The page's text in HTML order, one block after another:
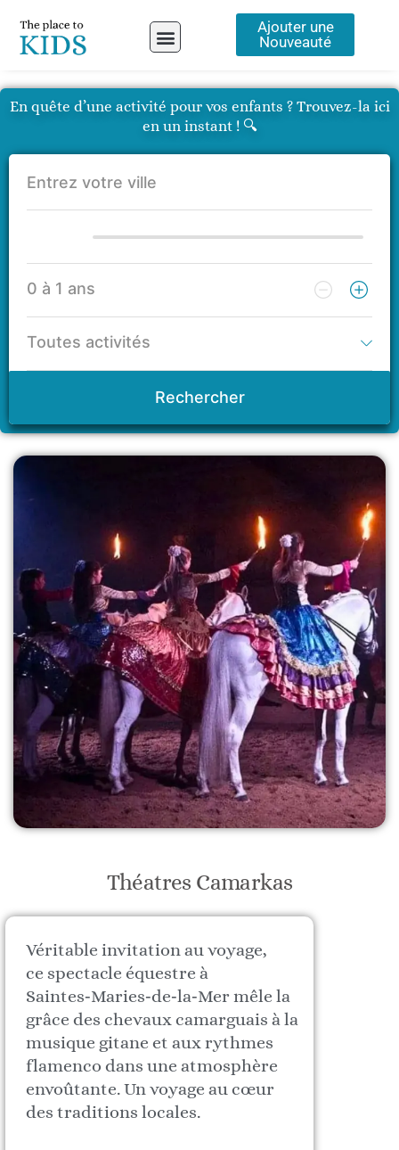
contenu
Ajouter une
Nouveauté
En quête d’une activité pour vos enfants ? Trouvez-la ici
en un instant ! 🔍
Rechercher
Théatres Camarkas
​Véritable invitation au voyage,
ce spectacle équestre à
Saintes‑Maries‑de‑la‑Mer mêle la
grâce des chevaux camarguais à la
musique gitane et aux rythmes
flamenco dans une atmosphère
envoûtante. Un voyage au cœur
des traditions locales.